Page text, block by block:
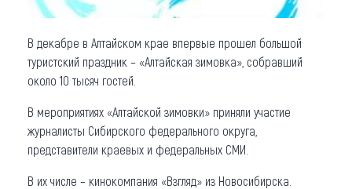
В декабре в Алтайском крае впервые прошел большой
туристский праздник – «Алтайская зимовка», собравший
около 10 тысяч гостей.
В мероприятиях «Алтайской зимовки» приняли участие
журналисты Сибирского федерального округа,
представители краевых и федеральных СМИ.
В их числе – кинокомпания «Взгляд» из Новосибирска.